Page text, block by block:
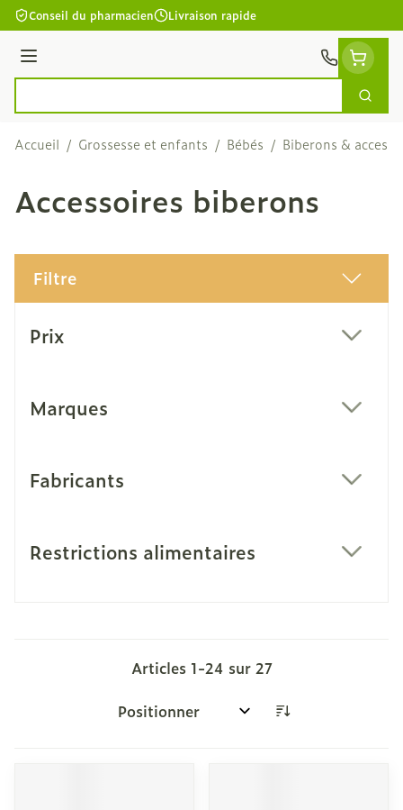
Aller au contenu
Conseil du pharmacien Livraison rapide
Menu
Accueil / Grossesse et enfants / Bébés / Biberons &
Accessoires biberons
Filtre
Prix
Marques
Fabricants
Restrictions alimentaires
Articles 1-24 sur 27
Trier par: